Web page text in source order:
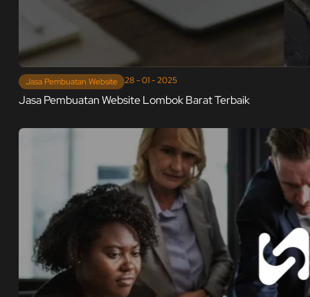
Jasa Pembuatan Website 28 - 01 - 2025
Jasa Pembuatan Website Lombok Barat Terbaik